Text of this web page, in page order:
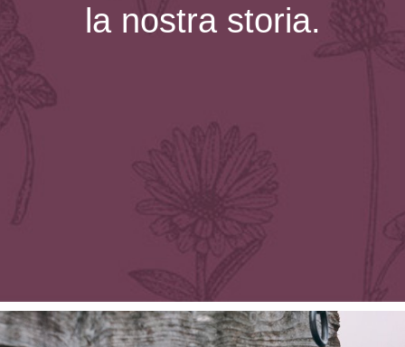
la nostra storia.